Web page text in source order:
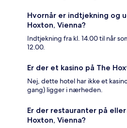
Hvornår er indtjekning og
Hoxton, Vienna?
Indtjekning fra kl. 14.00 til når
12.00.
Er der et kasino på The
Nej, dette hotel har ikke et
gang) ligger i nærheden.
Er der restauranter på
Hoxton, Vienna?